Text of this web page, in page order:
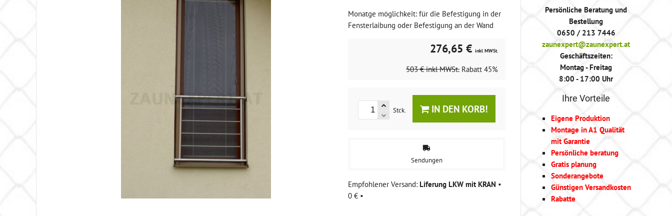
Monatge möglichkeit: für die Befestigung in der
Fensterlaibung oder Befestigung an der Wand
276,65 € inkl MWSt.
503 € inkl MWSt. Rabatt 45%
Stck. IN DEN KORB!
Sendungen
Liferung LKW mit KRAN •
0 € •
Persönliche Beratung und
Bestellung
0650 / 213 7446
zaunexpert@zaunexpert.at
Geschäftszeiten:
Montag - Freitag
8:00 - 17:00 Uhr
Ihre Vorteile
Eigene Produktion
Montage in A1 Qualität
mit Garantie
Persönliche beratung
Gratis planung
Sonderangebote
Günstigen Versandkosten
Rabatte